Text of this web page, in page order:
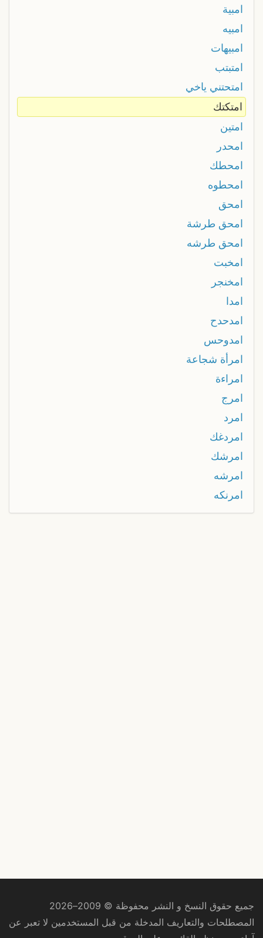
امبية
امبيه
امبيهات
امتبتب
امتحتني ياخي
امتكتك
امتين
امحدر
امحطك
امحطوه
امحق
امحق طرشة
امحق طرشه
امخبت
امخنجر
امدا
امدحدح
امدوحس
امرأة شجاعة
امراءة
امرج
امرد
امردغك
امرشك
امرشه
امرنكه
جميع حقوق النسخ و النشر محفوظة © 2009–2026
المصطلحات والتعاريف المدخلة من قبل المستخدمين لا تعبر عن